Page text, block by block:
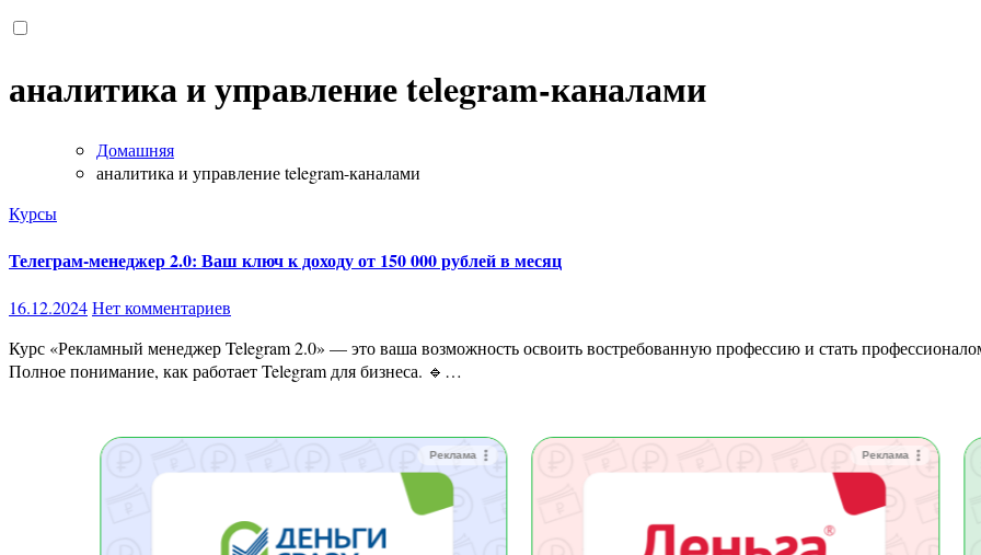
аналитика и управление telegram-каналами
Домашняя
аналитика и управление telegram-каналами
Курсы
Телеграм-менеджер 2.0: Ваш ключ к доходу от 150 000 рублей в месяц
16.12.2024Нет комментариев
Курс «Рекламный менеджер Telegram 2.0» — это ваша возможность освоить востребованную профессию и стать профессионалом в продвижении Telegram-каналов. Что вы получите? 🔹
Полное понимание, как работает Telegram для бизнеса. 🔹…
Реклама Реклама